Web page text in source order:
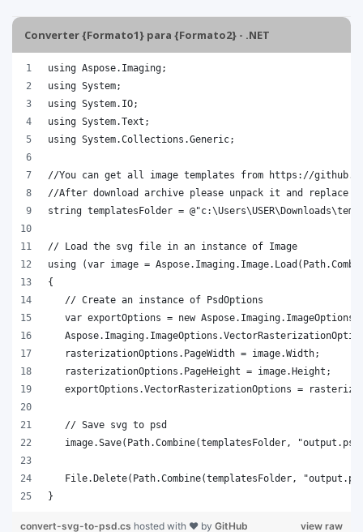
Converter {Formato1} para {Formato2} - .NET
}
view raw
convert-svg-to-psd.cs hosted with ❤ by GitHub